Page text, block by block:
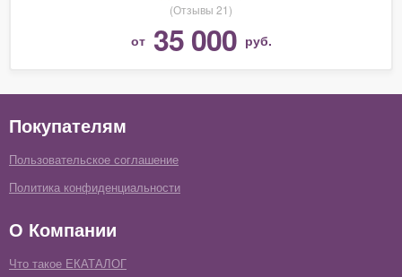
(Отзывы 21)
от 35 000 руб.
Покупателям
Пользовательское соглашение
Политика конфиденциальности
О Компании
Что такое ЕКАТАЛОГ